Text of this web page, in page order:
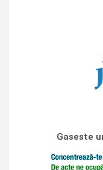
Gaseste